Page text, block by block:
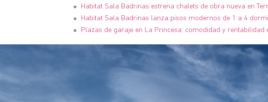
Habitat Sala Badrinas estrena chalets de obra nueva en
Habitat Sala Badrinas lanza pisos modernos de 1 a 4
Plazas de garaje en La Princesa: comodidad y rentabilidad